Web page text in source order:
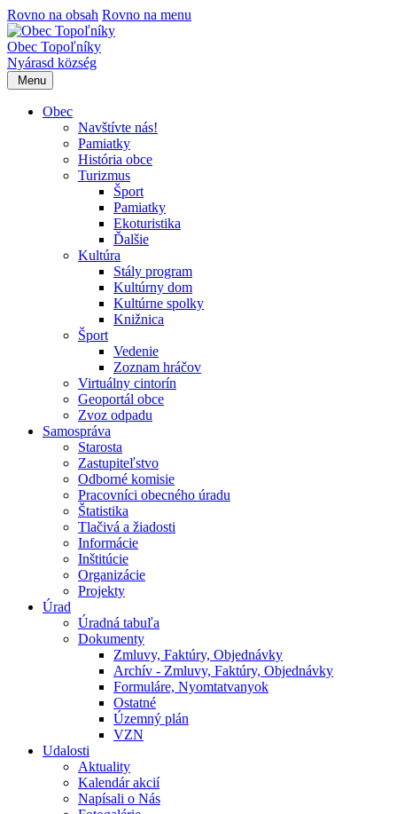
Rovno na obsah Rovno na menu
Obec Topoľníky
Nyárasd község
Menu
Obec
Navštívte nás!
Pamiatky
História obce
Turizmus
Šport
Pamiatky
Ekoturistika
Ďalšie
Kultúra
Stály program
Kultúrny dom
Kultúrne spolky
Knižnica
Šport
Vedenie
Zoznam hráčov
Virtuálny cintorín
Geoportál obce
Zvoz odpadu
Samospráva
Starosta
Zastupiteľstvo
Odborné komisie
Pracovníci obecného úradu
Štatistika
Tlačivá a žiadosti
Informácie
Inštitúcie
Organizácie
Projekty
Úrad
Úradná tabuľa
Dokumenty
Zmluvy, Faktúry, Objednávky
Archív - Zmluvy, Faktúry, Objednávky
Formuláre, Nyomtatvanyok
Ostatné
Územný plán
VZN
Udalosti
Aktuality
Kalendár akcií
Napísali o Nás